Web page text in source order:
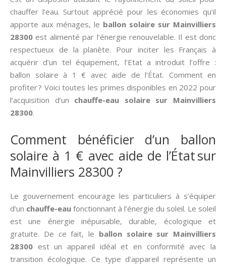
chauffer l’eau. Surtout apprécié pour les économies qu’il
apporte aux ménages, le ballon solaire sur Mainvilliers
28300 est alimenté par l’énergie renouvelable. Il est donc
respectueux de la planète. Pour inciter les Français à
acquérir d’un tel équipement, l’Etat a introduit l’offre :
ballon solaire à 1 € avec aide de l’État. Comment en
profiter ? Voici toutes les primes disponibles en 2022 pour
l’acquisition d’un chauffe-eau solaire sur Mainvilliers
28300.
Comment bénéficier d’un ballon
solaire à 1 € avec aide de l’État sur
Mainvilliers 28300 ?
Le gouvernement encourage les particuliers à s’équiper
d’un chauffe-eau fonctionnant à l’énergie du soleil. Le soleil
est une énergie inépuisable, durable, écologique et
gratuite. De ce fait, le ballon solaire sur Mainvilliers
28300 est un appareil idéal et en conformité avec la
transition écologique. Ce type d’appareil représente un